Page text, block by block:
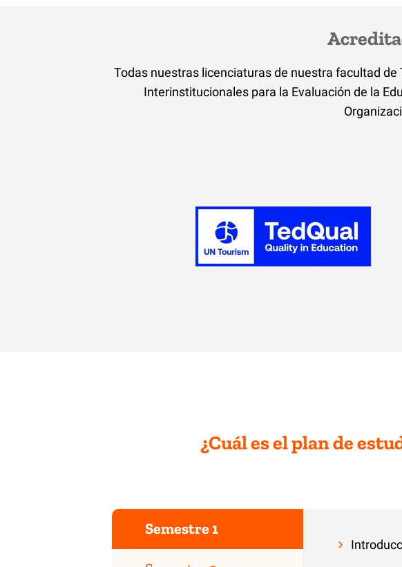
Todas nuestras licenciaturas de nuestra facultad
Interinstitucionales para la Evaluación de la
¿Cuál es el plan de
Semestre 1